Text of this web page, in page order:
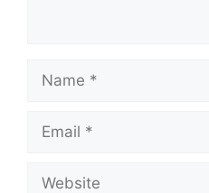
Name
Email
Website